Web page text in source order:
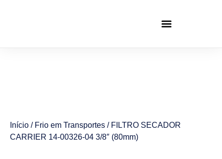
Início / Frio em Transportes / FILTRO SECADOR
CARRIER 14-00326-04 3/8″ (80mm)